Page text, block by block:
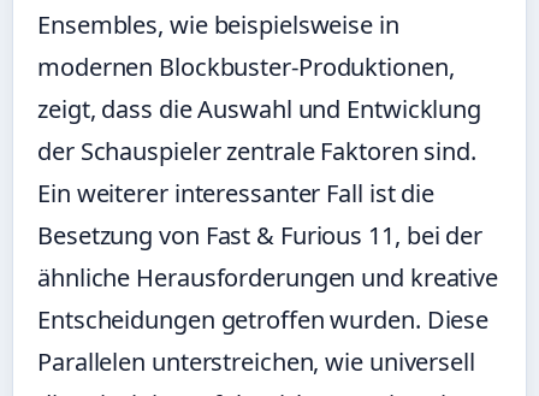
Ensembles, wie beispielsweise in
modernen Blockbuster-Produktionen,
zeigt, dass die Auswahl und Entwicklung
der Schauspieler zentrale Faktoren sind.
Ein weiterer interessanter Fall ist die
Besetzung von Fast & Furious 11, bei der
ähnliche Herausforderungen und kreative
Entscheidungen getroffen wurden. Diese
Parallelen unterstreichen, wie universell